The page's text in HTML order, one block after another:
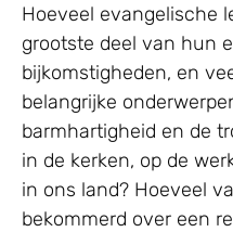
Hoeveel evangelische
grootste deel van hun
bijkomstigheden, en
belangrijke
barmhartigheid en de
in de kerken, op de
in ons land? Hoeveel
bekommerd over een